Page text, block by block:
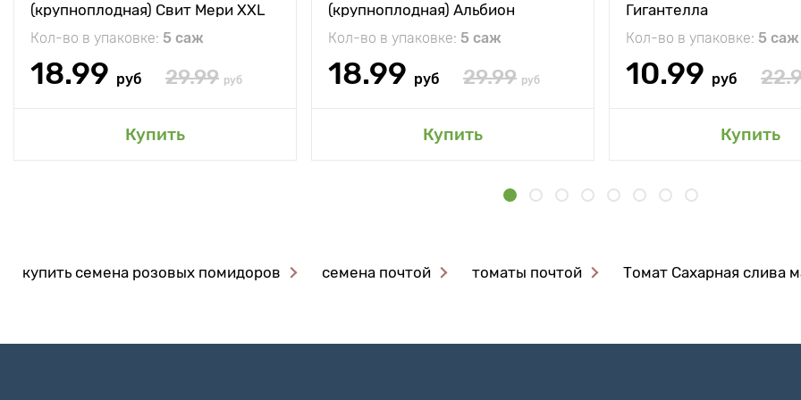
(крупноплодная) Свит Мери XXL
Кол-во в упаковке: 5 саж
18.99 руб 29.99 руб
Купить
(крупноплодная) Альбион
Кол-во в упаковке: 5 саж
18.99 руб 29.99 руб
Купить
Гигантелла
Кол-во в упаковке: 5 саж
10.99 руб
Купить
купить семена розовых помидоров семена почтой томаты почтой Томат Сахарная слива